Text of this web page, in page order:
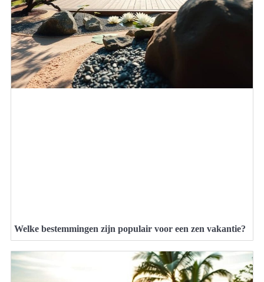
Welke bestemmingen zijn populair voor een zen vakantie?